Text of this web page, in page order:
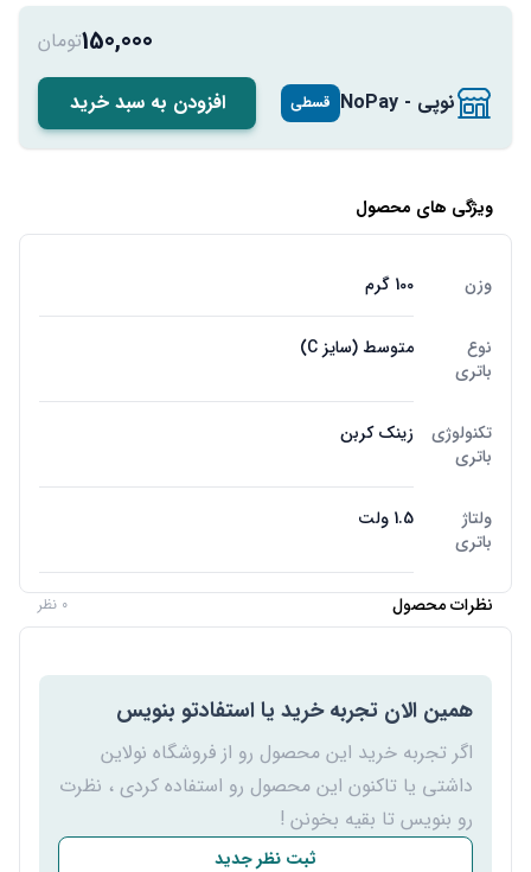
نوپی - NoPay قسطی
150,000تومان
افزودن به سبد خرید
ویژگی های محصول
وزن 100 گرم
نوع
باتری
متوسط (سایز C)
تکنولوژی
باتری
زینک کربن
ولتاژ
باتری
1.5 ولت
نظرات محصول 0 نظر
همین الان تجربه خرید یا استفادتو بنویس
اگر تجربه خرید این محصول رو از فروشگاه نولاین
داشتی یا تاکنون این محصول رو استفاده کردی ، نظرت
رو بنویس تا بقیه بخونن !
ثبت نظر جدید